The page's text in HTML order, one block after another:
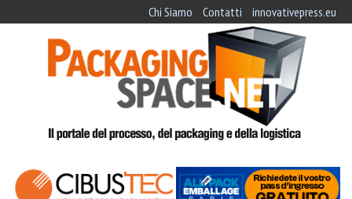
Chi Siamo Contatti innovativepress.eu